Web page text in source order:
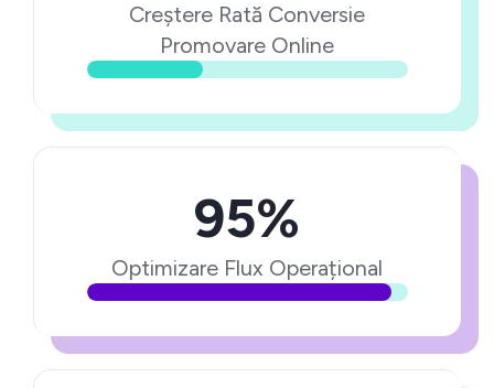
Creștere Rată Conversie
Promovare Online
95%
Optimizare Flux Operațional